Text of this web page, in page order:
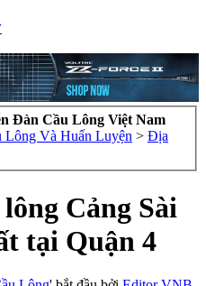
Đàn Cầu Lông Việt Nam
Lông Và Huấn Luyện > Địa
Cảng Sài
tại Quận 4